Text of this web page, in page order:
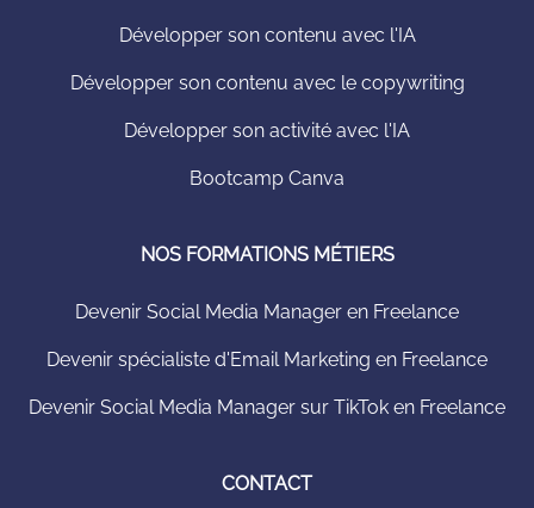
Développer son contenu avec l'IA
Développer son contenu avec le copywriting
Développer son activité avec l'IA
Bootcamp Canva
NOS FORMATIONS MÉTIERS
Devenir Social Media Manager en Freelance
Devenir spécialiste d'Email Marketing en Freelance
Devenir Social Media Manager sur TikTok en Freelance
CONTACT